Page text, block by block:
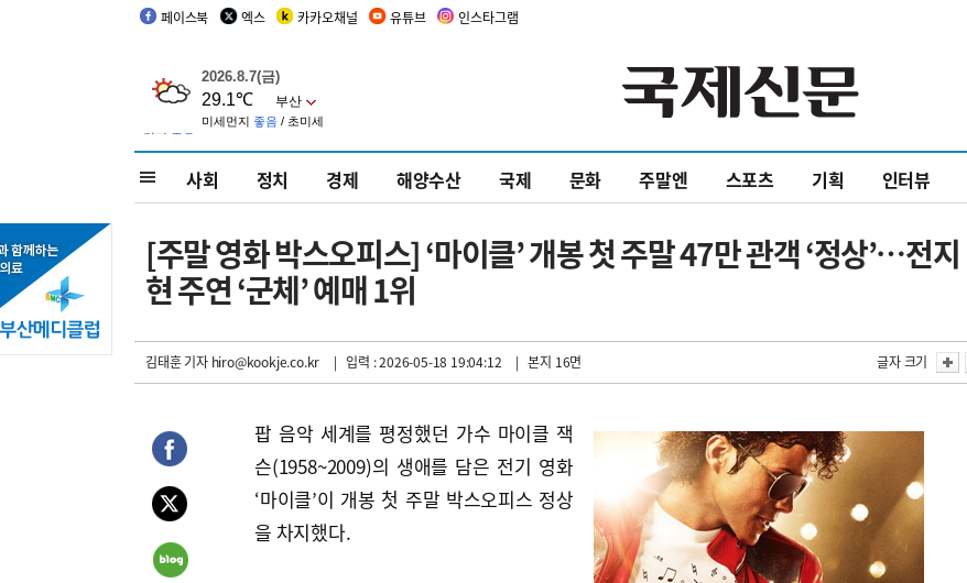
페이스북 엑스 카카오채널 유튜브 인스타그램
사회 정치 경제 해양수산 국제 문화 주말엔 스포츠 기획 인터뷰
[주말 영화 박스오피스] ‘마이클’ 개봉 첫 주말 47만 관객 ‘정상’…전지
현 주연 ‘군체’ 예매 1위
김태훈 기자hiro@kookje.co.kr | 입력 : 2026-05-18 19:04:12 | 본지 16면 글자 크기
팝 음악 세계를 평정했던 가수 마이클 잭
슨(1958~2009)의 생애를 담은 전기 영화
‘마이클’이 개봉 첫 주말 박스오피스 정상
을 차지했다.